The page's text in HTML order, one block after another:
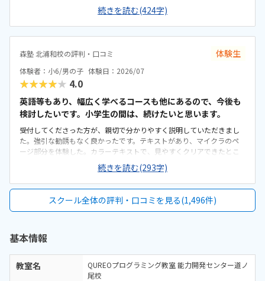
おり、落ち着いた雰囲気で学べる環境だと感じました。設備もきちん
も良い印象でした。教室の割引制度があることで助かってはいます
るから続けられていますが、もしこの制度がなくなってしまったらど
うしようかと考えてしまうこともあります。キュレオとは直接関係な
ります。レッスンに参加するたびにスタンプが貯まり、一定数集まる
と景品と交換できる仕組みになっているため、子どもも毎回楽しみに
しています。特に大きく気になる点はありません。通い始めてから困
ったこともなく、安心して続けられています。上記でお話したとお
り、教室の雰囲気や指導の進め方、独自の取り組みなど、総合的に満
よりありがたいです。今後もこのまま安心して続けられればと思って
と思いました。自分で教材を進めていく必要があるので、本人のやる
気次第なところが大きいかなと思いました。また、わからないところ
をわからないまま適当に進めず、きちんと質問し、確認しながらでき
るかどうかが懸念点です。家から近く、徒歩で子ども1人でも通わせる
とした教室ですが、机や椅子は綺麗でした。余計なものが置かれてい
ないので勉強に集中できそうな環境だと思いました。月額は習い事の
中では高めかなと思います。ただ、パソコンとその中にある教材を使
用するため、高くなってしまうのは仕方ないかなとも思います。マイ
クラが使われているということで子どもが興味を持っていました。遊
び感覚で学んでいけるのは良いと思います。
続きを読む(424字)
森塾 北浦和校の評判・口コミ 体験生
体験者：小6/男の子 体験日：2026/07
★★★★★ 4.0
英語等もあり、幅広く学べるコースも他にあるので、今後も
検討したいです。小学生の間は、続けたいと思います。
受付してくださった方が、親切で分かりやすく説明していただきまし
た。強引な勧誘もなく良かったです。テキストがあり、マイクラのペ
ージ部分を体験した。カラーテキストで、見やすくクリアできたとこ
ろの表示もできて良いと思った。駐車場や駐輪場があるともっと良か
った。徒歩で通うことになりそうです。駅からは近くて良いです。雰囲
気も良く、清潔感もあった。部屋が区切られていて、個人スペースも
うで良かった。できれば、毎月1万以内で通いたいです。子供に熱心に
話しかけてくださったり、褒めてくださって、子供が頑張ろうという
続きを読む(293字)
スクール全体の評判・口コミを見る(1,496件)
基本情報
教室名
QUREOプログラミング教室 能力開発センター道ノ
尾校